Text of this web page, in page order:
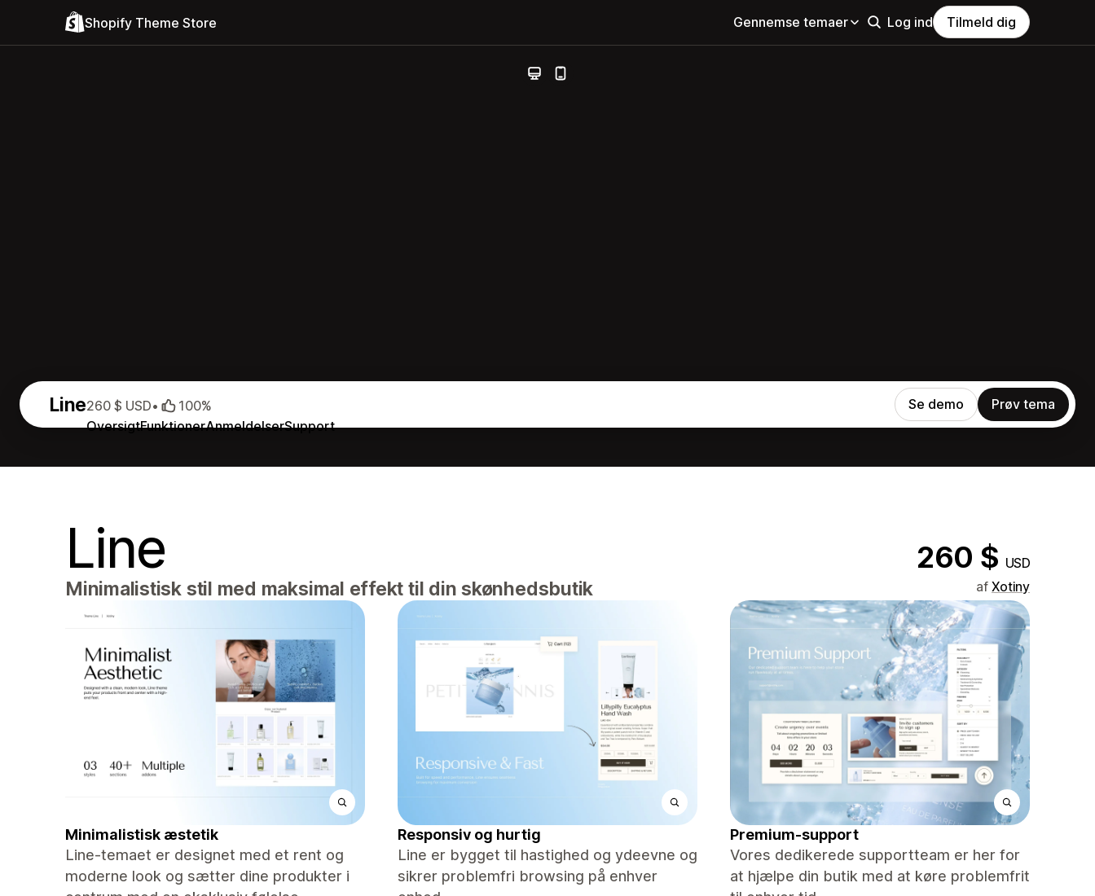
Shopify Theme Store Gennemse temaer Log ind Tilmeld dig
Line
OversigtFunktionerAnmeldelserSupport
260 $ USD• 100% Se demo Prøv tema
Line 260 $ USD
Minimalistisk stil med maksimal effekt til din skønhedsbutik af Xotiny
Minimalistisk æstetik
Line-temaet er designet med et rent og
moderne look og sætter dine produkter i
Responsiv og hurtig
Line er bygget til hastighed og ydeevne og
sikrer problemfri browsing på enhver
Premium-support
Vores dedikerede supportteam er her for
at hjælpe din butik med at køre problemfrit